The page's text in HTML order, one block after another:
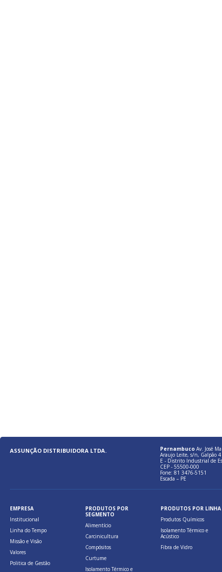
ASSUNÇÃO DISTRIBUIDORA LTDA. Pernambuco Av. José
Araujo Leite, s/n, Galpão 4
E - Distrito Industrial de
CEP - 55500-000
Fone: 81 3476-5151
Escada – PE
EMPRESA
Institucional
Linha do Tempo
Missão e Visão
Valores
Politica de Gestão
PRODUTOS POR
SEGMENTO
Alimentício
Carcinicultura
Compósitos
Curtume
Isolamento Térmico e
PRODUTOS POR LINHA
Produtos Químicos
Isolamento Térmico e
Acústico
Fibra de Vidro